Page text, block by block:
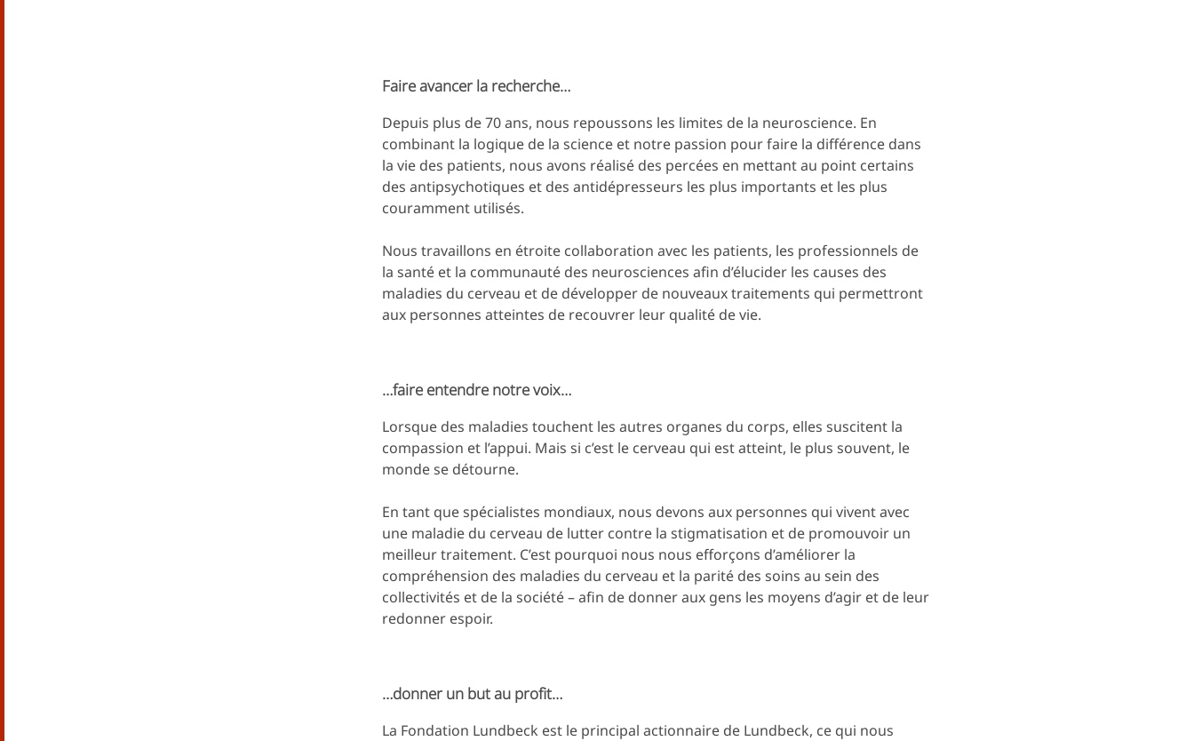
Faire avancer la recherche…
Depuis plus de 70 ans, nous repoussons les limites de la neuroscience. En
combinant la logique de la science et notre passion pour faire la différence dans
la vie des patients, nous avons réalisé des percées en mettant au point certains
des antipsychotiques et des antidépresseurs les plus importants et les plus
couramment utilisés.
Nous travaillons en étroite collaboration avec les patients, les professionnels de
la santé et la communauté des neurosciences afin d’élucider les causes des
maladies du cerveau et de développer de nouveaux traitements qui permettront
aux personnes atteintes de recouvrer leur qualité de vie.
…faire entendre notre voix…
Lorsque des maladies touchent les autres organes du corps, elles suscitent la
compassion et l’appui. Mais si c’est le cerveau qui est atteint, le plus souvent, le
monde se détourne.
En tant que spécialistes mondiaux, nous devons aux personnes qui vivent avec
une maladie du cerveau de lutter contre la stigmatisation et de promouvoir un
meilleur traitement. C’est pourquoi nous nous efforçons d’améliorer la
compréhension des maladies du cerveau et la parité des soins au sein des
collectivités et de la société – afin de donner aux gens les moyens d’agir et de leur
redonner espoir.
…donner un but au profit…
La Fondation Lundbeck est le principal actionnaire de Lundbeck, ce qui nous